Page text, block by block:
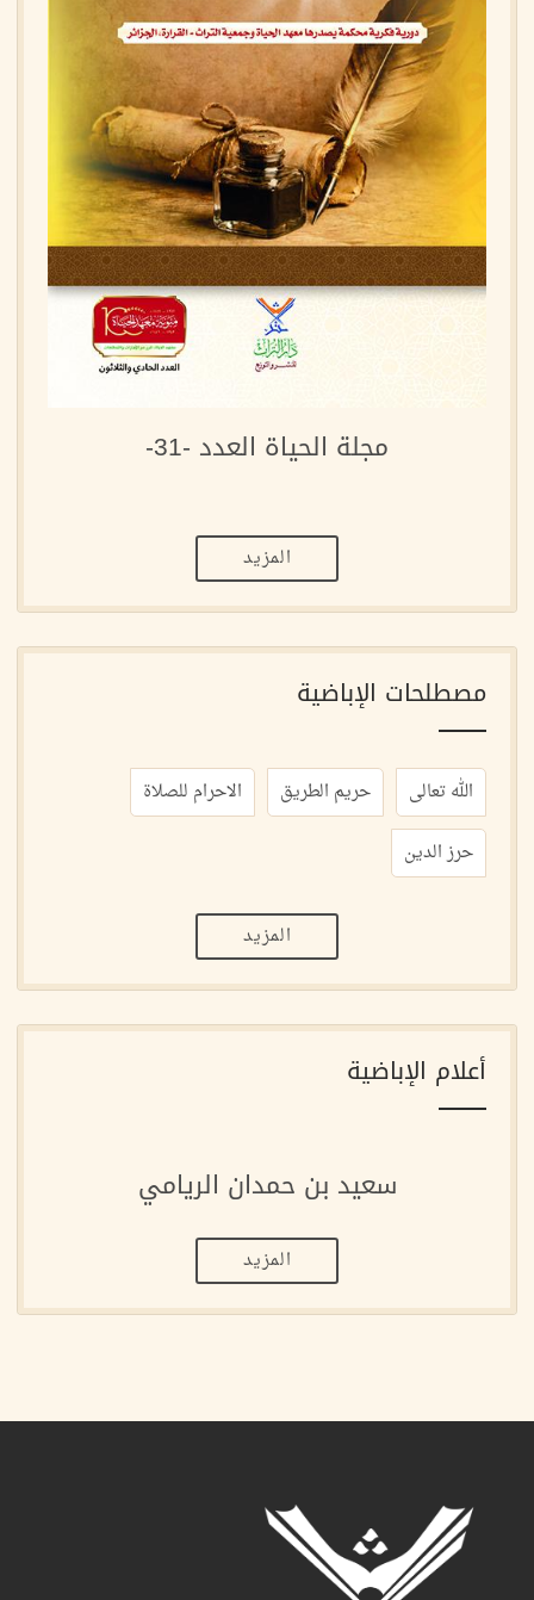
مجلة الحياة العدد -31-
المزيد
مصطلحات الإباضية
الله تعالى حريم الطريق
الاحرام للصلاة
حرز الدين
المزيد
أعلام الإباضية
سعيد بن حمدان الريامي
المزيد